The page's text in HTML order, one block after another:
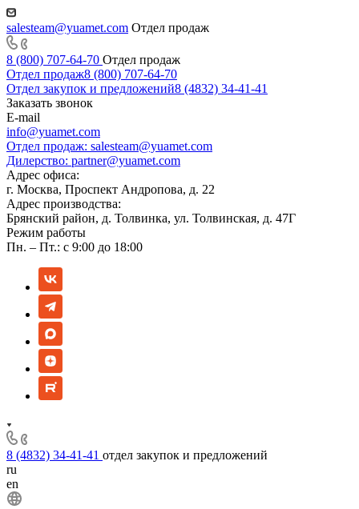
salesteam@yuamet.com Отдел продаж
8 (800) 707-64-70 Отдел продаж
Отдел продаж8 (800) 707-64-70
Отдел закупок и предложений8 (4832) 34-41-41
Заказать звонок
E-mail
info@yuamet.com
Отдел продаж: salesteam@yuamet.com
Дилерство: partner@yuamet.com
Адрес офиса:
г. Москва, Проспект Андропова, д. 22
Адрес производства:
Брянский район, д. Толвинка, ул. Толвинская, д. 47Г
Режим работы
Пн. – Пт.: с 9:00 до 18:00
8 (4832) 34-41-41 отдел закупок и предложений
ru
en